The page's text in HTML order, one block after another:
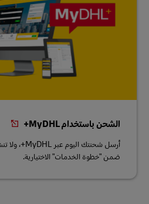
الشحن باستخدام MyDHL+
ضمن "خطوة الخدمات" الاختيارية.